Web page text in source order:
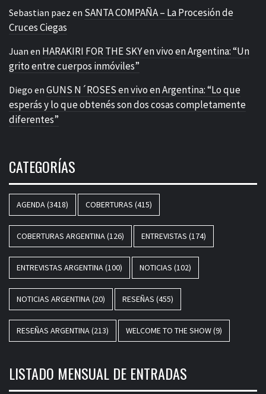
Sebastian paez en SANTA COMPAÑA – La Procesión de
Cruces Ciegas
Juan en HARAKIRI FOR THE SKY en vivo en Argentina: “Un
grito entre cuerpos inmóviles”
Diego en GUNS N´ROSES en vivo en Argentina: “Lo que
esperás y lo que obtenés son dos cosas completamente
diferentes”
CATEGORÍAS
AGENDA(3418) COBERTURAS (415)
COBERTURAS ARGENTINA(126) ENTREVISTAS (174)
ENTREVISTAS ARGENTINA(100) NOTICIAS (102)
NOTICIAS ARGENTINA(20) RESEÑAS (455)
RESEÑAS ARGENTINA(213) WELCOME TO THE SHOW(9)
LISTADO MENSUAL DE ENTRADAS